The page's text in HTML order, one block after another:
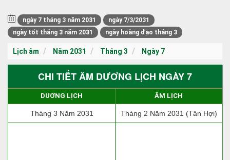
ngày 7 tháng 3 năm 2031
ngày 7/3/2031
ngày tốt tháng 3 năm 2031
ngày hoàng đạo tháng 3
Lịch âm Năm 2031 Tháng 3 Ngày 7
CHI TIẾT ÂM DƯƠNG LỊCH NGÀY 7
DƯƠNG LỊCH ÂM LỊCH
Tháng 3 Năm 2031 Tháng 2 Năm 2031 (Tân Hợi)